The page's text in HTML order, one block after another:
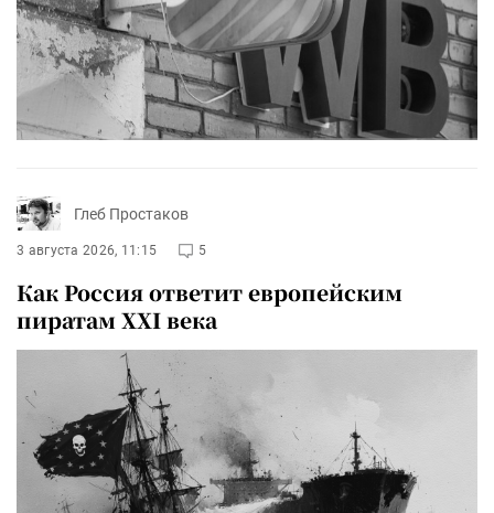
Глеб Простаков
3 августа 2026, 11:15 5
Как Россия ответит европейским
пиратам XXI века